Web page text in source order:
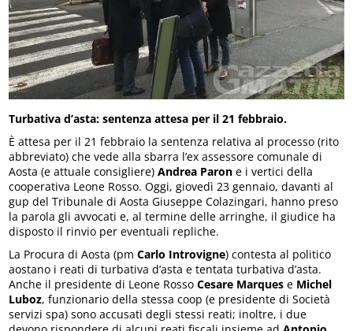
Turbativa d’asta: sentenza attesa per il 21 febbraio.
È attesa per il 21 febbraio la sentenza relativa al processo (rito
abbreviato) che vede alla sbarra l’ex assessore comunale di
Aosta (e attuale consigliere)Andrea Paron e i vertici della
cooperativa Leone Rosso. Oggi, giovedì 23 gennaio, davanti al
gup del Tribunale di Aosta Giuseppe Colazingari, hanno preso
la parola gli avvocati e, al termine delle arringhe, il giudice ha
disposto il rinvio per eventuali repliche.
La Procura di Aosta (pmCarlo Introvigne) contesta al politico
aostano i reati di turbativa d’asta e tentata turbativa d’asta.
Anche il presidente di Leone RossoCesare Marques e Michel
Luboz, funzionario della stessa coop (e presidente di Società
servizi spa) sono accusati degli stessi reati; inoltre, i due